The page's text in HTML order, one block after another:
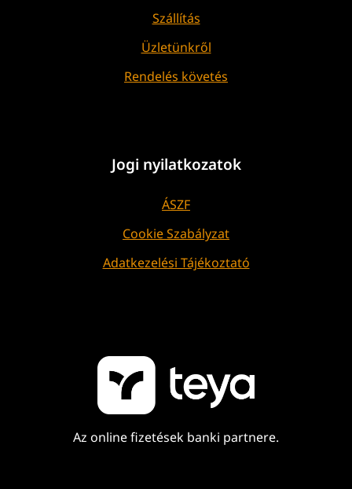
Szállítás
Üzletünkről
Rendelés követés
Jogi nyilatkozatok
ÁSZF
Cookie Szabályzat
Adatkezelési Tájékoztató
Az online fizetések banki partnere.